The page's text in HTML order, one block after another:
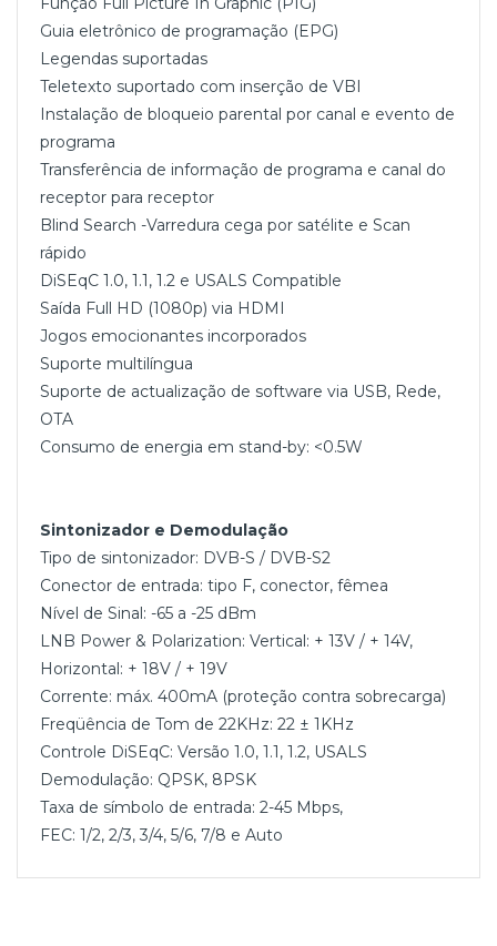
Guia eletrônico de programação (EPG)
Legendas suportadas
Teletexto suportado com inserção de VBI
Instalação de bloqueio parental por canal e evento de
programa
Transferência de informação de programa e canal do
receptor para receptor
Blind Search -Varredura cega por satélite e Scan
rápido
DiSEqC 1.0, 1.1, 1.2 e USALS Compatible
Saída Full HD (1080p) via HDMI
Jogos emocionantes incorporados
Suporte multilíngua
Suporte de actualização de software via USB, Rede,
OTA
Consumo de energia em stand-by: <0.5W
Sintonizador e Demodulação
Tipo de sintonizador: DVB-S / DVB-S2
Conector de entrada: tipo F, conector, fêmea
Nível de Sinal: -65 a -25 dBm
LNB Power & Polarization: Vertical: + 13V / + 14V,
Horizontal: + 18V / + 19V
Corrente: máx. 400mA (proteção contra sobrecarga)
Freqüência de Tom de 22KHz: 22 ± 1KHz
Controle DiSEqC: Versão 1.0, 1.1, 1.2, USALS
Demodulação: QPSK, 8PSK
Taxa de símbolo de entrada: 2-45 Mbps,
FEC: 1/2, 2/3, 3/4, 5/6, 7/8 e Auto